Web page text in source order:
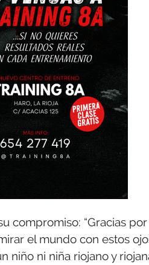
compromiso: “Gracias
el mundo con estos
niño ni niña riojano y